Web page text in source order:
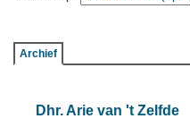
Archief
Dhr. Arie van 't Zelfde